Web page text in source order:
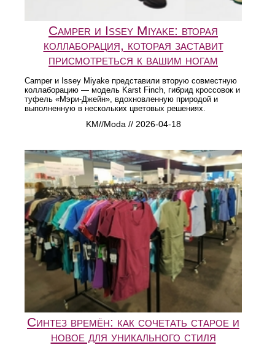
Camper и Issey Miyake: вторая
коллаборация, которая заставит
присмотреться к вашим ногам
Camper и Issey Miyake представили вторую совместную
коллаборацию — модель Karst Finch, гибрид кроссовок и
туфель «Мэри-Джейн», вдохновленную природой и
выполненную в нескольких цветовых решениях.
KM//Moda // 2026-04-18
Синтез времён: как сочетать старое и
новое для уникального стиля